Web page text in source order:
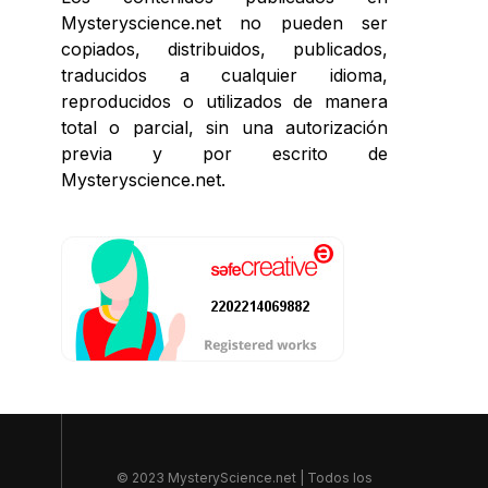
Mysteryscience.net no pueden ser
copiados, distribuidos, publicados,
traducidos a cualquier idioma,
reproducidos o utilizados de manera
total o parcial, sin una autorización
previa y por escrito de
Mysteryscience.net.
© 2023 MysteryScience.net | Todos los